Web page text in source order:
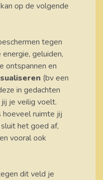
op de volgende
tegen
geluiden,
ontspannen en
(bv een
in gedachten
je veilig voelt.
hoeveel ruimte jij
het goed af,
vooral ook
dit veld je